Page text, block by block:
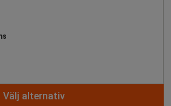
Välj alternativ